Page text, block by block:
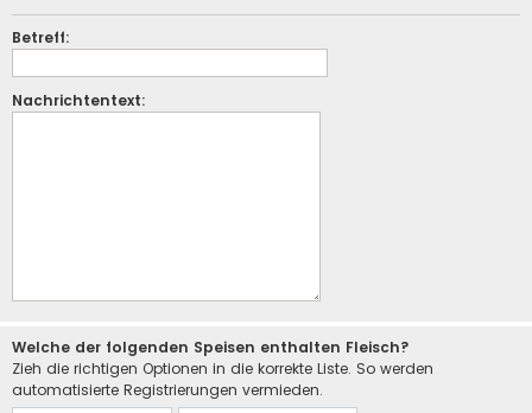
Betreff:
Nachrichtentext:
Welche der folgenden Speisen enthalten Fleisch?
Zieh die richtigen Optionen in die korrekte Liste. So werden
automatisierte Registrierungen vermieden.